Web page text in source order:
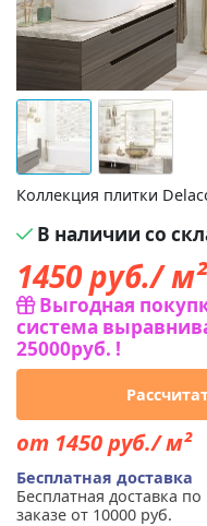
Коллекция плитки
В наличии со
1450руб./ м²
Выгодная
система
25000руб. !
от 1450 руб./ м²
Бесплатная доставка
Бесплатная доставка
заказе от 10000 руб.